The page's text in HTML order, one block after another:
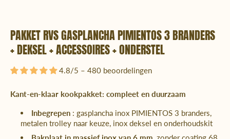
PAKKET RVS GASPLANCHA PIMIENTOS 3 BRANDERS
+ DEKSEL + ACCESSOIRES + ONDERSTEL
4.8/5 – 480 beoordelingen
Kant-en-klaar kookpakket: compleet en duurzaam
Inbegrepen : gasplancha inox PIMIENTOS 3 branders,
metalen trolley naar keuze, inox deksel en onderhoudskit